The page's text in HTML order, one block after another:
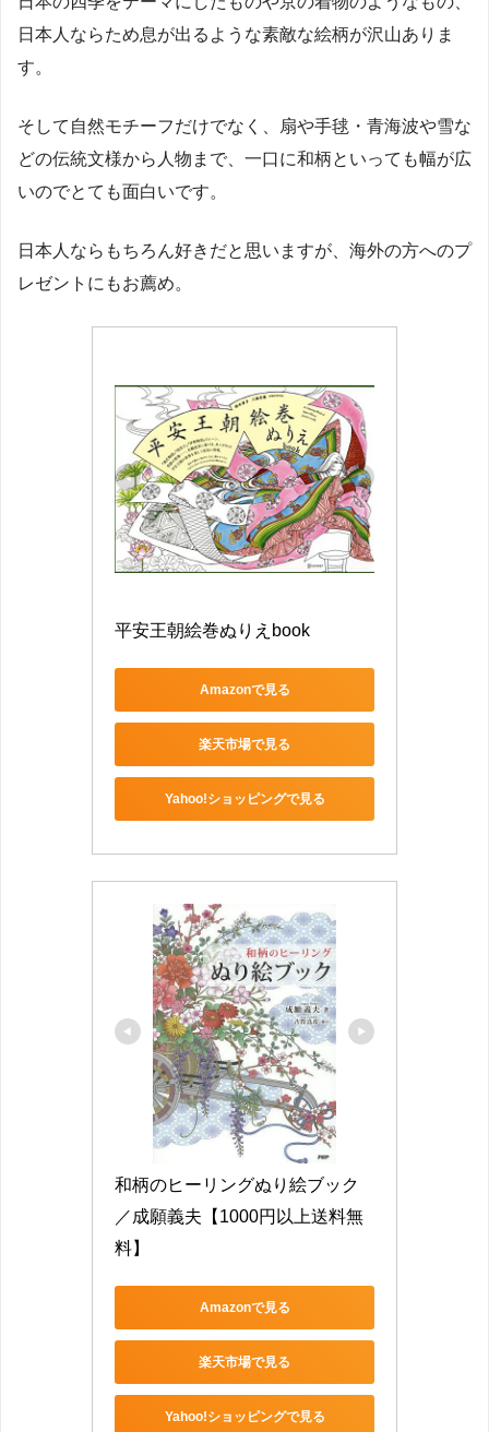
日本人ならため息が出るような素敵な絵柄が沢山ありま
す。
そして自然モチーフだけでなく、扇や手毬・青海波や雪な
どの伝統文様から人物まで、一口に和柄といっても幅が広
いのでとても面白いです。
日本人ならもちろん好きだと思いますが、海外の方へのプ
レゼントにもお薦め。
平安王朝絵巻ぬりえbook
Amazonで見る
楽天市場で見る
Yahoo!ショッピングで見る
和柄のヒーリングぬり絵ブック
／成願義夫【1000円以上送料無
料】
Amazonで見る
楽天市場で見る
Yahoo!ショッピングで見る